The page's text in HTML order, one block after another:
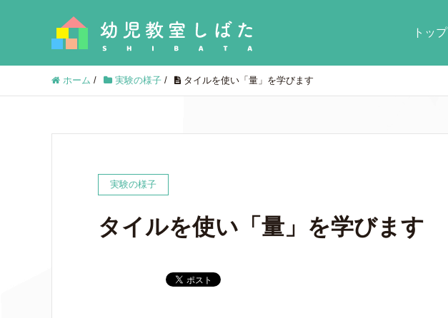
トップ
ホーム / 実験の様子 / タイルを使い「量」を学びます
実験の様子
タイルを使い「量」を学びます